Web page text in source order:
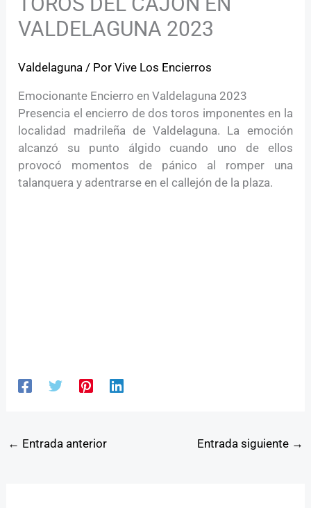
VALDELAGUNA 2023
Valdelaguna / PorVive Los Encierros
Emocionante Encierro en Valdelaguna 2023
Presencia el encierro de dos toros imponentes en la
localidad madrileña de Valdelaguna. La emoción
alcanzó su punto álgido cuando uno de ellos
provocó momentos de pánico al romper una
talanquera y adentrarse en el callejón de la plaza.
← Entrada anterior Entrada siguiente →